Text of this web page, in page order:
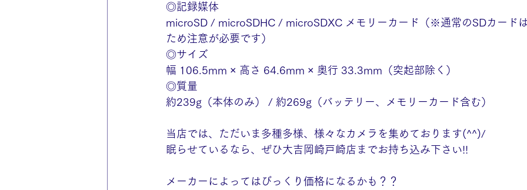
◎記録媒体
microSD / microSDHC / microSDXC メモリーカード（※通常のSDカード
ため注意が必要です）
◎サイズ
幅 106.5mm × 高さ 64.6mm × 奥行 33.3mm（突起部除く）
◎質量
約239g（本体のみ） / 約269g（バッテリー、メモリーカード含む）
当店では、ただいま多種多様、様々なカメラを集めております(^^)/
眠らせているなら、ぜひ大吉岡崎戸崎店までお持ち込み下さい!!
メーカーによってはびっくり価格になるかも？？